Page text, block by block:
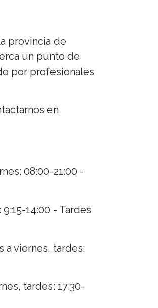
provincia de
un punto de
por profesionales
en
08:00-21:00 -
14:00 - Tardes
a viernes, tardes:
tardes: 17:30-